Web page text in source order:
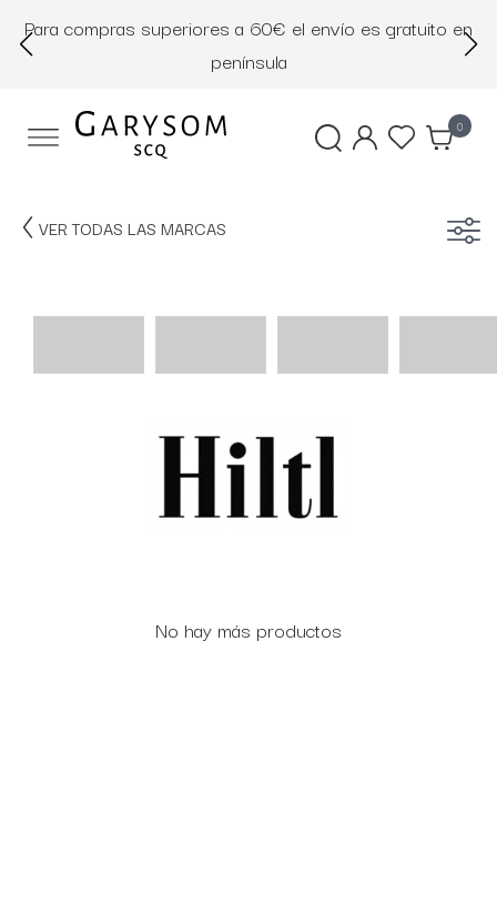
Para compras superiores a 60€ el envío es gratuito en
península
0
VER TODAS LAS MARCAS
No hay más productos